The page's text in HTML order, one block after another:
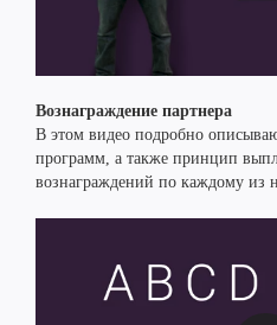
Вознаграждение партнера
В этом видео подробно
программ, а также принцип
вознаграждений по каждому из